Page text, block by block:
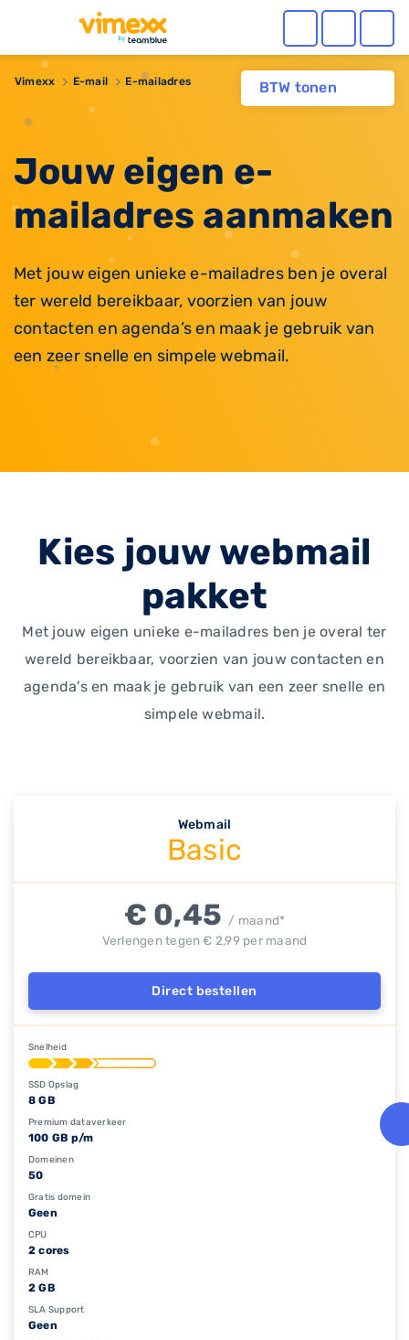
BTW tonen
Vimexx E-mail E-mailadres
Jouw eigen e-
mailadres aanmaken
Met jouw eigen unieke e-mailadres ben je overal
ter wereld bereikbaar, voorzien van jouw
contacten en agenda’s en maak je gebruik van
een zeer snelle en simpele webmail.
Kies jouw webmail
pakket
Met jouw eigen unieke e-mailadres ben je overal ter
wereld bereikbaar, voorzien van jouw contacten en
agenda's en maak je gebruik van een zeer snelle en
simpele webmail.
Webmail
Basic
€ 0,45 / maand*
Verlengen tegen € 2,99 per maand
Direct bestellen
Snelheid
SSD Opslag
8 GB
Premium dataverkeer
100 GB p/m
Domeinen
50
Gratis domein
Geen
CPU
2 cores
RAM
2 GB
SLA Support
Geen